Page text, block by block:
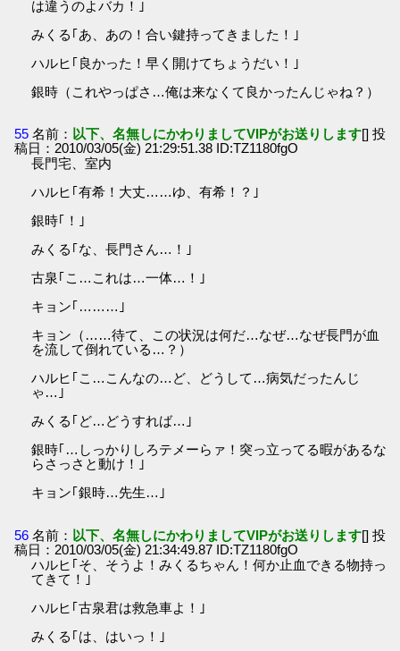
は違うのよバカ！｣
みくる｢あ、あの！合い鍵持ってきました！｣
ハルヒ｢良かった！早く開けてちょうだい！｣
銀時（これやっぱさ…俺は来なくて良かったんじゃね？）
55 名前： 以下、名無しにかわりましてVIPがお送りします[] 投
稿日：2010/03/05(金) 21:29:51.38 ID:TZ1180fgO
長門宅、室内
ハルヒ｢有希！大丈……ゆ、有希！？｣
銀時｢！｣
みくる｢な、長門さん…！｣
古泉｢こ…これは…一体…！｣
キョン｢………｣
キョン（……待て、この状況は何だ…なぜ…なぜ長門が血
を流して倒れている…？）
ハルヒ｢こ…こんなの…ど、どうして…病気だったんじ
ゃ…｣
みくる｢ど…どうすれば…｣
銀時｢…しっかりしろテメーらァ！突っ立ってる暇があるな
らさっさと動け！｣
キョン｢銀時…先生…｣
56 名前： 以下、名無しにかわりましてVIPがお送りします[] 投
稿日：2010/03/05(金) 21:34:49.87 ID:TZ1180fgO
ハルヒ｢そ、そうよ！みくるちゃん！何か止血できる物持っ
てきて！｣
ハルヒ｢古泉君は救急車よ！｣
みくる｢は、はいっ！｣